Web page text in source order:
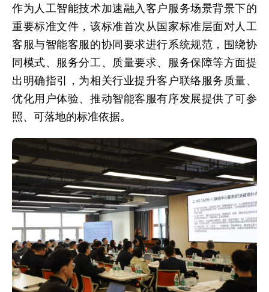
作为人工智能技术加速融入客户服务场景背景下的
重要标准文件，该标准首次从国家标准层面对人工
客服与智能客服的协同要求进行系统规范，围绕协
同模式、服务分工、质量要求、服务保障等方面提
出明确指引，为相关行业提升客户联络服务质量、
优化用户体验、推动智能客服有序发展提供了可参
照、可落地的标准依据。